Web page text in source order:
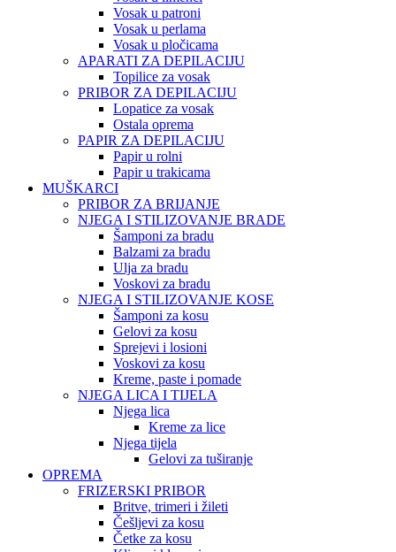
Vosak u patroni
Vosak u perlama
Vosak u pločicama
APARATI ZA DEPILACIJU
Topilice za vosak
PRIBOR ZA DEPILACIJU
Lopatice za vosak
Ostala oprema
PAPIR ZA DEPILACIJU
Papir u rolni
Papir u trakicama
MUŠKARCI
PRIBOR ZA BRIJANJE
NJEGA I STILIZOVANJE BRADE
Šamponi za bradu
Balzami za bradu
Ulja za bradu
Voskovi za bradu
NJEGA I STILIZOVANJE KOSE
Šamponi za kosu
Gelovi za kosu
Sprejevi i losioni
Voskovi za kosu
Kreme, paste i pomade
NJEGA LICA I TIJELA
Njega lica
Kreme za lice
Njega tijela
Gelovi za tuširanje
OPREMA
FRIZERSKI PRIBOR
Britve, trimeri i žileti
Češljevi za kosu
Četke za kosu